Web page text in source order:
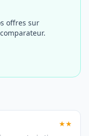
offres sur
★★